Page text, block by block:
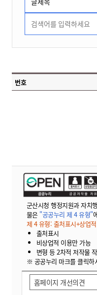
번호
군산시청 행정지원과 자치
물은 "공공누리 제 4 유형"
제 4 유형: 출처표시+상업
출처표시
비상업적 이용만 가능
변형 등 2차적 저작물
※ 공공누리 마크를 클릭하
홈페이지 개선의견